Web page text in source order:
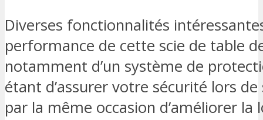
Diverses fonctionnalités
performance de cette scie de table
notamment d’un système de
étant d’assurer votre sécurité lors
par la même occasion d’améliorer la